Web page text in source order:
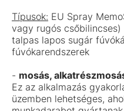
Típusok: EU Spray
vagy rugós
talpas lapos sugár
fúvókarendszerek
- mosás,
Ez az alkalmazás
üzemben lehetséges,